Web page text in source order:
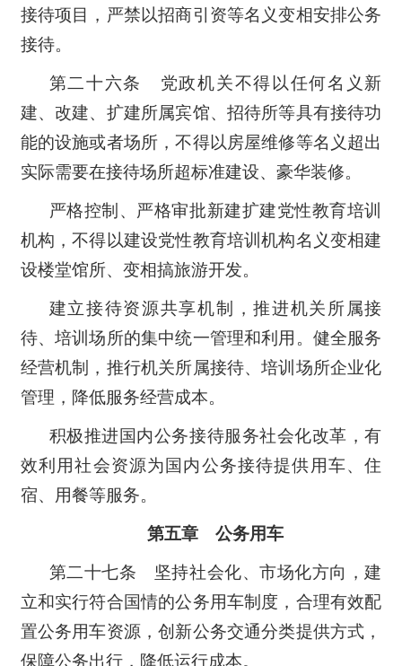
接待项目，严禁以招商引资等名义变相安排公务
接待。
第二十六条 党政机关不得以任何名义新
建、改建、扩建所属宾馆、招待所等具有接待功
能的设施或者场所，不得以房屋维修等名义超出
实际需要在接待场所超标准建设、豪华装修。
严格控制、严格审批新建扩建党性教育培训
机构，不得以建设党性教育培训机构名义变相建
设楼堂馆所、变相搞旅游开发。
建立接待资源共享机制，推进机关所属接
待、培训场所的集中统一管理和利用。健全服务
经营机制，推行机关所属接待、培训场所企业化
管理，降低服务经营成本。
积极推进国内公务接待服务社会化改革，有
效利用社会资源为国内公务接待提供用车、住
宿、用餐等服务。
第五章 公务用车
第二十七条 坚持社会化、市场化方向，建
立和实行符合国情的公务用车制度，合理有效配
置公务用车资源，创新公务交通分类提供方式，
保障公务出行，降低运行成本。